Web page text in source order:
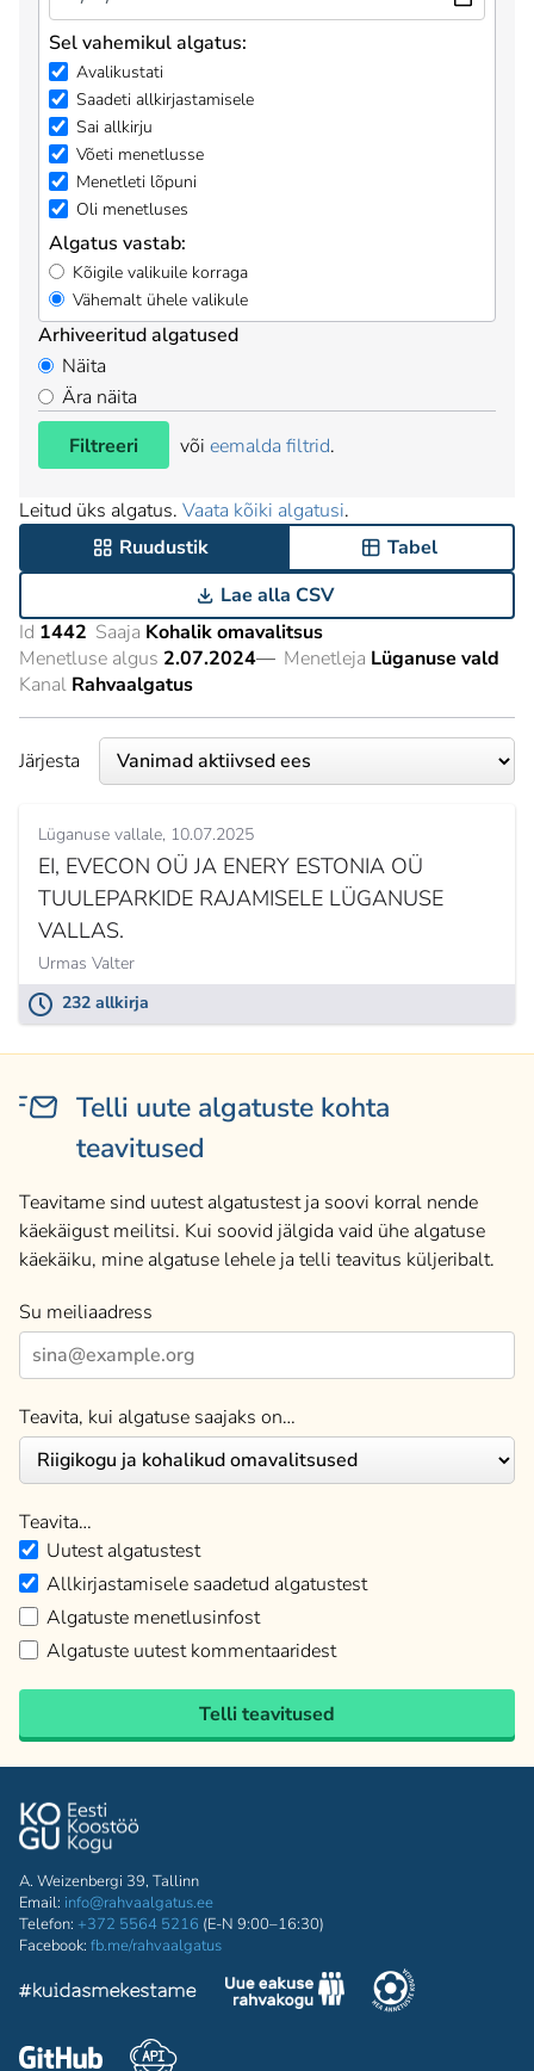
Sel vahemikul algatus:
Avalikustati
Saadeti allkirjastamisele
Sai allkirju
Võeti menetlusse
Menetleti lõpuni
Oli menetluses
Algatus vastab:
Kõigile valikuile korraga
Vähemalt ühele valikule
Arhiveeritud algatused
Näita
Ära näita
Filtreeri
või eemalda filtrid.
Leitud üks algatus. Vaata kõiki algatusi.
Ruudustik
Tabel
Lae alla CSV
Id 1442 Saaja Kohalik omavalitsus
Menetluse algus 2.07.2024— Menetleja Lüganuse vald
Kanal Rahvaalgatus
Järjesta
Lüganuse vallale 10.07.2025
EI, EVECON OÜ JA ENERY ESTONIA OÜ
TUULEPARKIDE RAJAMISELE LÜGANUSE
VALLAS.
Urmas Valter
232 allkirja
Telli uute algatuste kohta
teavitused
Teavitame sind uutest algatustest ja soovi korral nende
käekäigust meilitsi. Kui soovid jälgida vaid ühe algatuse
käekäiku, mine algatuse lehele ja telli teavitus küljeribalt.
Su meiliaadress
Teavita, kui algatuse saajaks on…
Teavita…
Uutest algatustest
Allkirjastamisele saadetud algatustest
Algatuste menetlusinfost
Algatuste uutest kommentaaridest
Telli teavitused
A. Weizenbergi 39, Tallinn
Email: info@rahvaalgatus.ee
Telefon: +372 5564 5216 (E-N 9:00–16:30)
Facebook: fb.me/rahvaalgatus